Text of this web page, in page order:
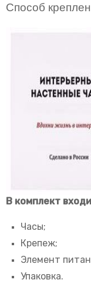
Способ
В комплект
Часы;
Крепеж;
Элемент
Упаковка.